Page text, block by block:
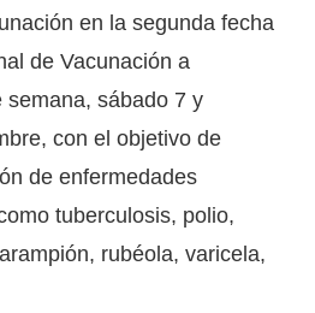
en la segunda fecha
de Vacunación a
semana, sábado 7 y
con el objetivo de
de enfermedades
tuberculosis, polio,
rubéola, varicela,